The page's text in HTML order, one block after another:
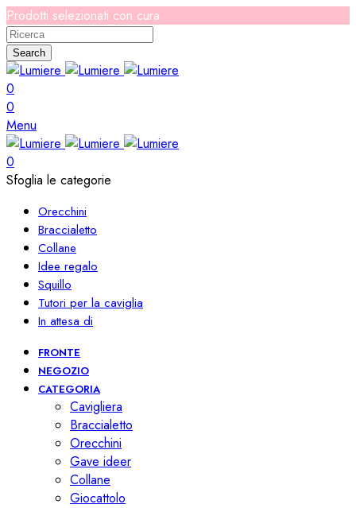
Prodotti selezionati con cura
Search
0
0
Menu
0
Sfoglia le categorie
Orecchini
Braccialetto
Collane
Idee regalo
Squillo
Tutori per la caviglia
In attesa di
FRONTE
NEGOZIO
CATEGORIA
Cavigliera
Braccialetto
Orecchini
Gave ideer
Collane
Giocattolo